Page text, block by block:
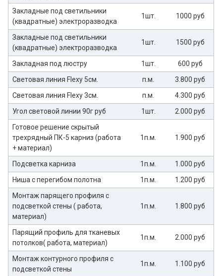
Закладные под светильники
(квадратные) электроразводка
1шт. 1000 руб
Закладные под светильники
(квадратные) электроразводка
1шт. 1500 руб
Закладная под люстру 1шт.
600 руб
Световая линия Flexy 5см.
п.м.
3.800 руб
Световая линия Flexy 3см.
п.м.
4.300 руб
Угол световой линии 90г руб
1шт.
2.000 руб
Готовое решение скрытый
трехрядный ПК-5 карниз (работа
+ материал)
1п.м. 1.900 руб
Подсветка карниза 1п.м.
1.000 руб
Ниша с перегибом полотна
1п.м.
1.200 руб
Монтаж парящего профиля с
подсветкой стены ( работа,
материал)
1п.м. 1.800 руб
Парящий профиль для тканевых
потолков( работа, материал)
1п.м. 2.000 руб
Монтаж контурного профиля с
подсветкой стены
1п.м. 1.100 руб